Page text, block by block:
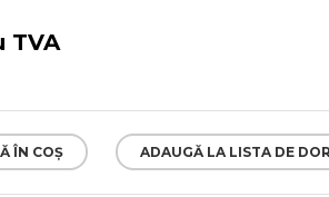
TVA
ÎN COȘ ADAUGĂ LA LISTA DE